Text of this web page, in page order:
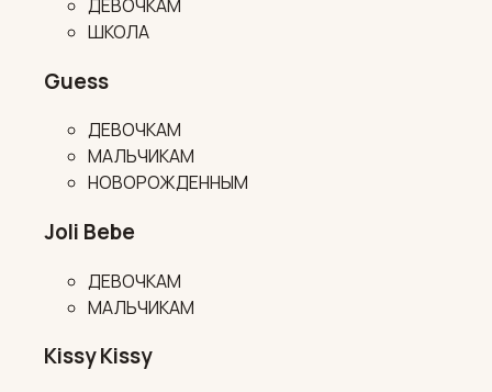
ДЕВОЧКАМ
ШКОЛА
Guess
ДЕВОЧКАМ
МАЛЬЧИКАМ
НОВОРОЖДЕННЫМ
Joli Bebe
ДЕВОЧКАМ
МАЛЬЧИКАМ
Kissy Kissy